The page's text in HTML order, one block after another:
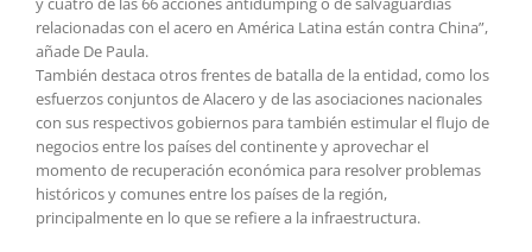
relacionadas con el acero en América Latina están contra China”,
añade De Paula.
También destaca otros frentes de batalla de la entidad, como los
esfuerzos conjuntos de Alacero y de las asociaciones nacionales
con sus respectivos gobiernos para también estimular el flujo de
negocios entre los países del continente y aprovechar el
momento de recuperación económica para resolver problemas
históricos y comunes entre los países de la región,
principalmente en lo que se refiere a la infraestructura.